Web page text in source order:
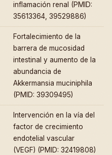
inflamación renal (PMID:
35613364, 39529886)
Fortalecimiento de la
barrera de mucosidad
intestinal y aumento de la
abundancia de
Akkermansia muciniphila
(PMID: 39309495)
Intervención en la vía del
factor de crecimiento
endotelial vascular
(VEGF) (PMID: 32419808)